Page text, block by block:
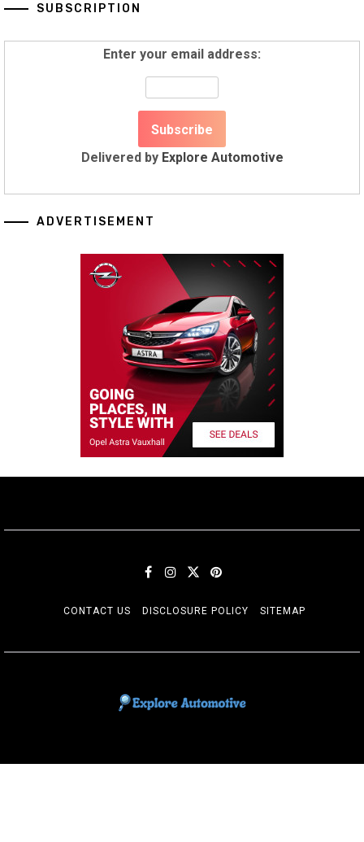
SUBSCRIPTION
Enter your email address:
Delivered by Explore Automotive
ADVERTISEMENT
CONTACT US DISCLOSURE POLICY SITEMAP
EXPLORE AUTOMOTIF